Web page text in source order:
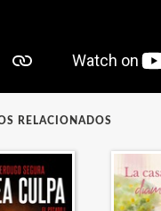
RELACIONADOS